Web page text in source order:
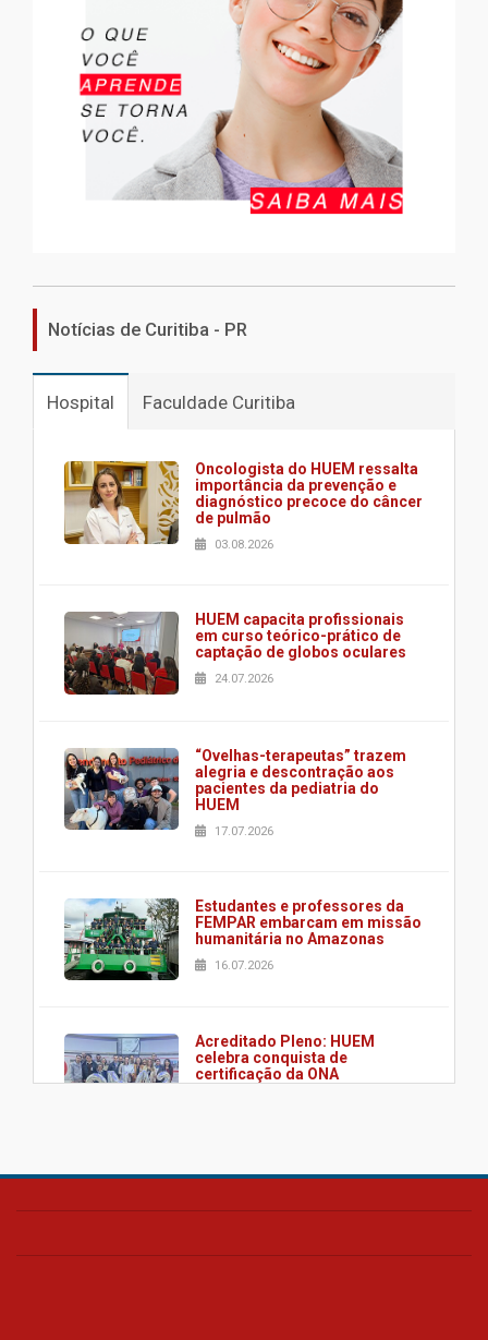
Notícias de Curitiba - PR
Hospital Faculdade Curitiba
Oncologista do HUEM ressalta
importância da prevenção e
diagnóstico precoce do câncer
de pulmão
03.08.2026
HUEM capacita profissionais
em curso teórico-prático de
captação de globos oculares
24.07.2026
“Ovelhas-terapeutas” trazem
alegria e descontração aos
pacientes da pediatria do
HUEM
17.07.2026
Estudantes e professores da
FEMPAR embarcam em missão
humanitária no Amazonas
16.07.2026
Acreditado Pleno: HUEM
celebra conquista de
certificação da ONA
HUEM é o primeiro hospital do
UTI's inteligentes